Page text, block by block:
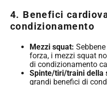
4. Benefici
condizionamento
Mezzi squat:
forza, i mezzi squat
di condizionamento
Spinte/tiri/traini della
grandi benefici di